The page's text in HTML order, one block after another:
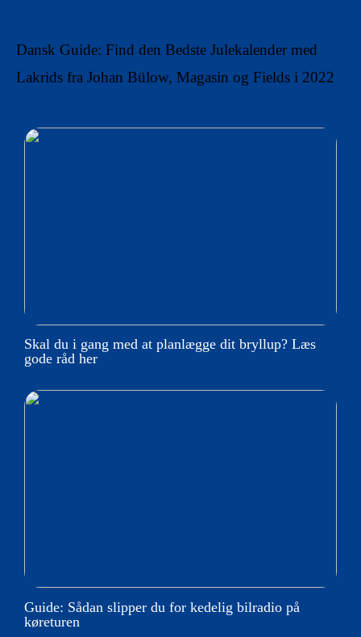
Dansk Guide: Find den Bedste Julekalender med
Lakrids fra Johan Bülow, Magasin og Fields i 2022
Skal du i gang med at planlægge dit bryllup? Læs
gode råd her
Guide: Sådan slipper du for kedelig bilradio på
køreturen